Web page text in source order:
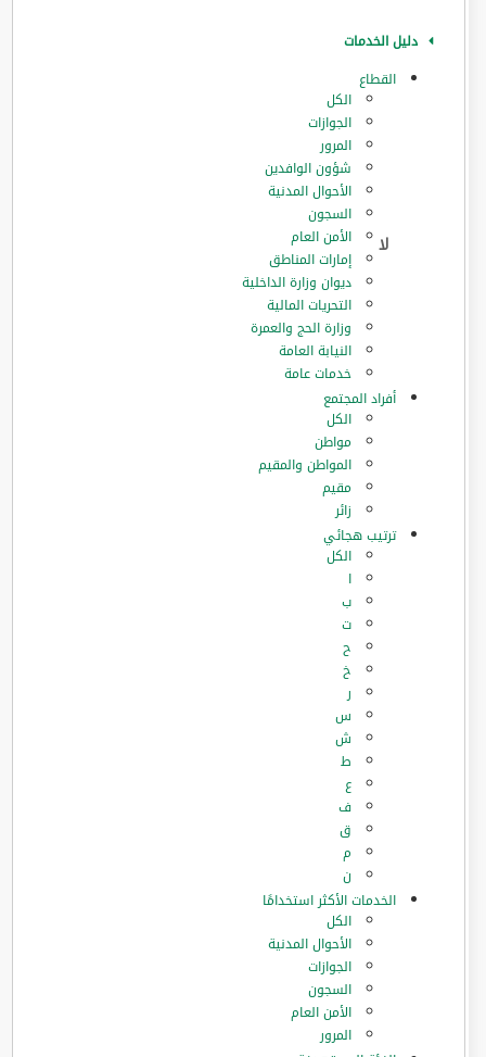
دليل الخدمات
القطاع
الكل
الجوازات
المرور
‏شؤون الوافدين
الأحوال المدنية
السجون
الأمن العام
إمارات المناطق
ديوان وزارة الداخلية
التحريات المالية
وزارة الحج والعمرة
النيابة العامة
خدمات عامة
أفراد المجتمع
الكل
مواطن
المواطن والمقيم
مقيم
زائر
ترتيب هجائي
الكل
ا
ب
ت
ح
خ
ر
س
ش
ط
ع
ف
ق
م
ن
الخدمات الأكثر استخدامًا
الكل
الأحوال المدنية
الجوازات
السجون
الأمن العام
المرور